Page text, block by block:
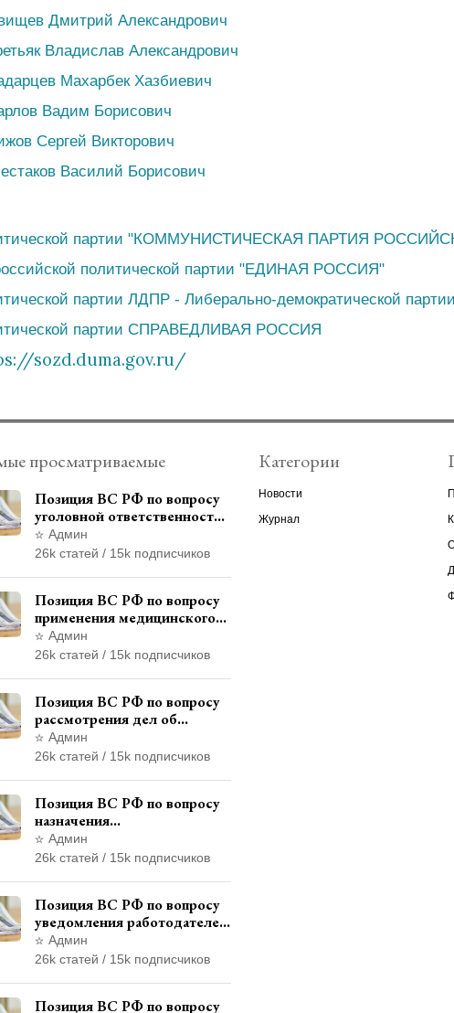
Дмитрий Александрович
Владислав Александрович
Махарбек Хазбиевич
Вадим Борисович
Сергей Викторович
Василий Борисович
партии "КОММУНИСТИЧЕСКАЯ ПАРТИЯ
политической партии "ЕДИНАЯ РОССИЯ"
партии ЛДПР - Либерально-демократической
партии СПРАВЕДЛИВАЯ РОССИЯ
sozd.duma.gov.ru/
просматриваемые
Позиция ВС РФ по вопросу
уголовной ответственности
за участие в
террористической
Админ
26k статей / 15k подписчиков
Позиция ВС РФ по вопросу
применения медицинского
освидетельствования
военнослужащих при
Админ
26k статей / 15k подписчиков
Позиция ВС РФ по вопросу
рассмотрения дел об
административных
правонарушениях по месту
ответственности
Админ
26k статей / 15k подписчиков
Позиция ВС РФ по вопросу
назначения
административного
наказания в виде лишения
Админ
26k статей / 15k подписчиков
Позиция ВС РФ по вопросу
уведомления работодателем
о заключении трудового
договора с бывшим
Админ
26k статей / 15k подписчиков
Позиция ВС РФ по вопросу
Категории
Новости
Журнал